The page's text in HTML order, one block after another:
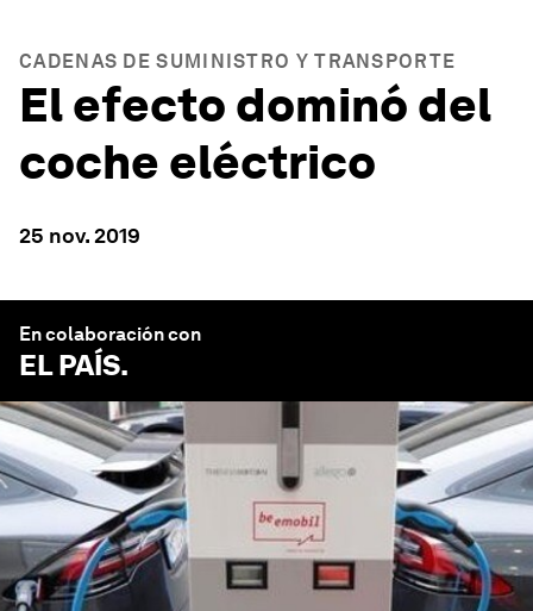
CADENAS DE SUMINISTRO Y TRANSPORTE
El efecto dominó del
coche eléctrico
25 nov. 2019
En colaboración con
EL PAÍS.